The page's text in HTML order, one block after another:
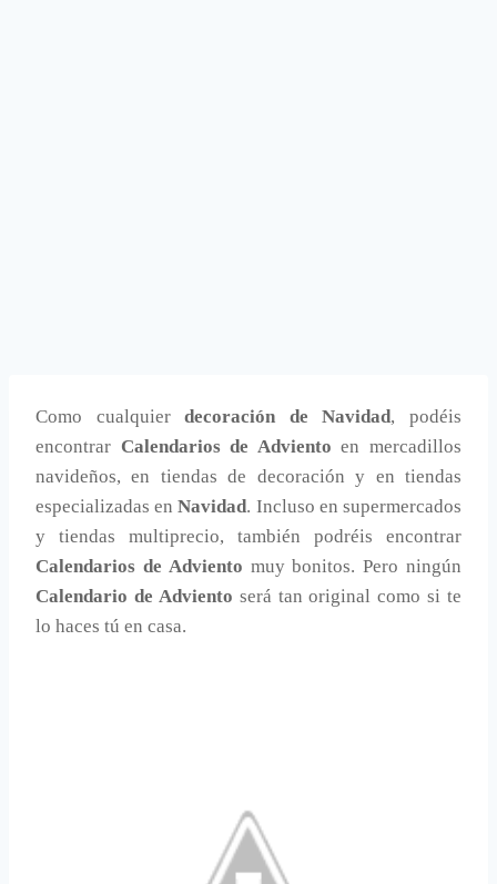
Como cualquierdecoración de Navidad, podéis
encontrar Calendarios de Adviento en mercadillos
navideños, en tiendas de decoración y en tiendas
especializadas enNavidad. Incluso en supermercados
y tiendas multiprecio, también podréis encontrar
Calendarios de Adviento muy bonitos. Pero ningún
Calendario de Adviento será tan original como si te
lo haces tú en casa.